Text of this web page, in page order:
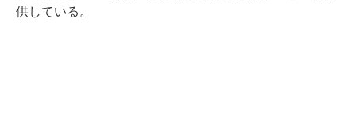
供している。